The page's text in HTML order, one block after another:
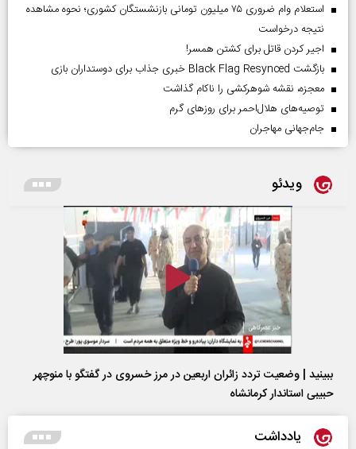
استعلام وام ضروری ۷۵ میلیون تومانی بازنشستگان کشوری؛ نحوه مشاهده
نتیجه درخواست
اجیر کردن قاتل برای کشتن همسر!
بازگشت Black Flag Resynced خبری جذاب برای دوستداران بازی
معجزه، نقشه شوهرکشی را ناکام گذاشت
توصیه‌های هلال‌احمر برای روز‌های گرم
جام‌جهانی مهاجران
ویدئو
ببینید | وضعیت تردد زائران اربعین در مرز خسروی در گفتگو با منوچهر
حبیبی استاندار کرمانشاه
یادداشت